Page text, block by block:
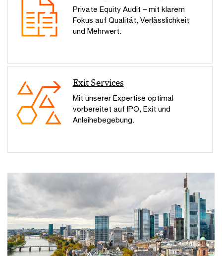
Private Equity Audit – mit klarem
Fokus auf Qualität, Verlässlichkeit
und Mehrwert.
Exit Services
Mit unserer Expertise optimal
vorbereitet auf IPO, Exit und
Anleihebegebung.